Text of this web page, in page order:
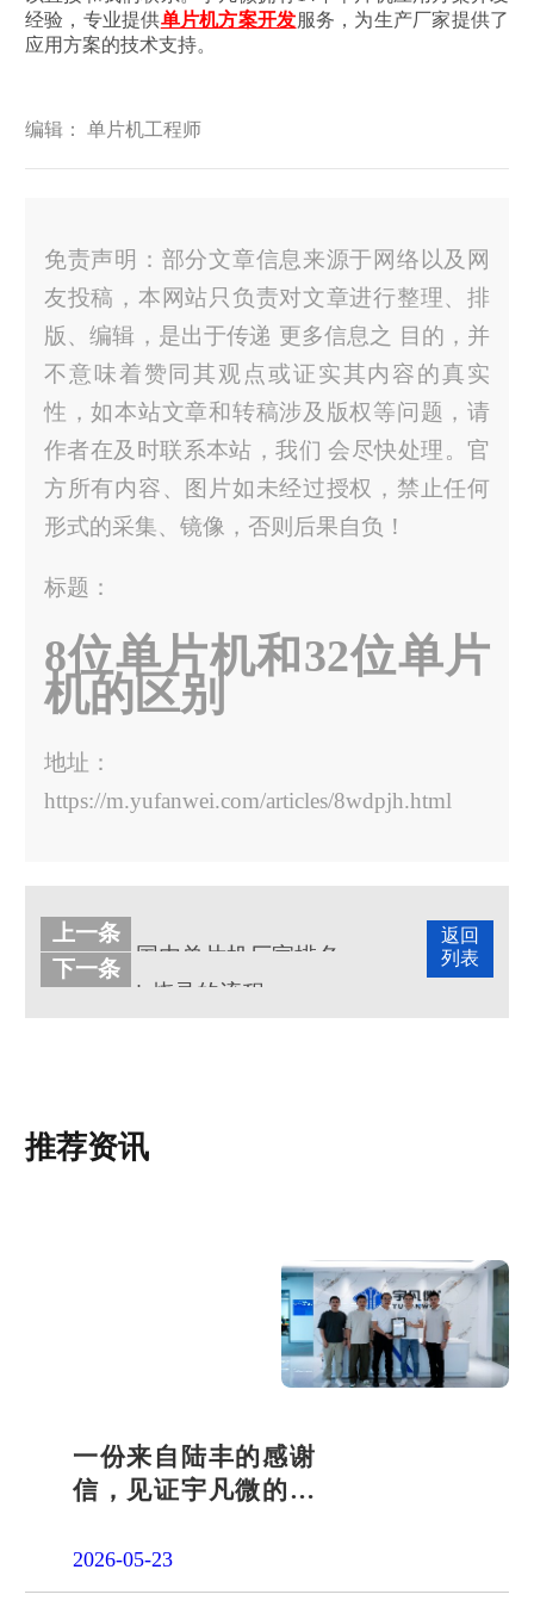
经验，专业提供单片机方案开发服务，为生产厂家提供了
应用方案的技术支持。
编辑： 单片机工程师
免责声明：部分文章信息来源于网络以及网
友投稿，本网站只负责对文章进行整理、排
版、编辑，是出于传递 更多信息之 目的，并
不意味着赞同其观点或证实其内容的真实
性，如本站文章和转稿涉及版权等问题，请
作者在及时联系本站，我们 会尽快处理。官
方所有内容、图片如未经过授权，禁止任何
形式的采集、镜像，否则后果自负！
标题：
8位单片机和32位单片
机的区别
地址：
https://m.yufanwei.com/articles/8wdpjh.html
返回
列表
上一条
国内单片机厂家排名
下一条
ic烧录的流程
推荐资讯
一份来自陆丰的感谢
信，见证宇凡微的社
2026-05-23